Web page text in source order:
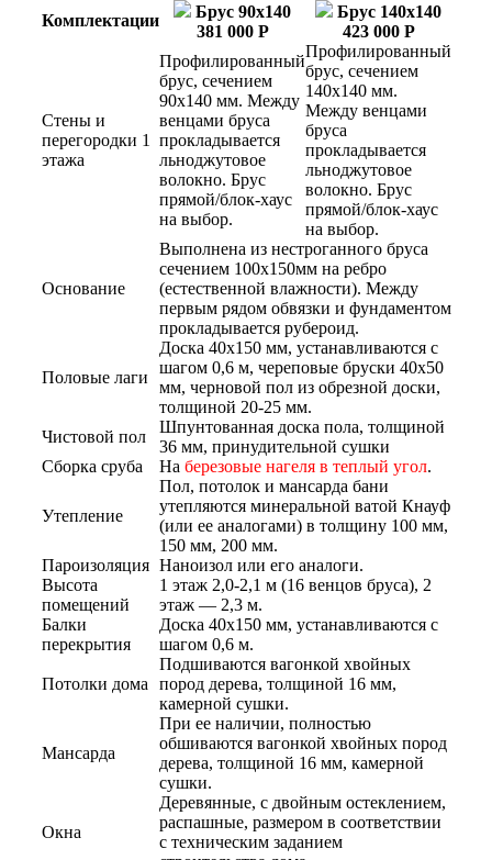
Комплектации
Брус 90x140
381 000 Р
Брус 140x140
423 000 Р
Стены и
перегородки 1
этажа
Профилированный
брус, сечением
90х140 мм. Между
венцами бруса
прокладывается
льноджутовое
волокно. Брус
прямой/блок-хаус
на выбор.
Профилированный
брус, сечением
140х140 мм.
Между венцами
бруса
прокладывается
льноджутовое
волокно. Брус
прямой/блок-хаус
на выбор.
Основание
Выполнена из нестроганного бруса
сечением 100х150мм на ребро
(естественной влажности). Между
первым рядом обвязки и фундаментом
прокладывается рубероид.
Половые лаги
Доска 40х150 мм, устанавливаются с
шагом 0,6 м, череповые бруски 40х50
мм, черновой пол из обрезной доски,
толщиной 20-25 мм.
Чистовой пол
Шпунтованная доска пола, толщиной
36 мм, принудительной сушки
Сборка сруба
На березовые нагеля в теплый угол.
Утепление
Пол, потолок и мансарда бани
утепляются минеральной ватой Кнауф
(или ее аналогами) в толщину 100 мм,
150 мм, 200 мм.
Пароизоляция Наноизол или его аналоги.
Высота
помещений
1 этаж 2,0-2,1 м (16 венцов бруса), 2
этаж — 2,3 м.
Балки
перекрытия
Доска 40х150 мм, устанавливаются с
шагом 0,6 м.
Потолки дома
Подшиваются вагонкой хвойных
пород дерева, толщиной 16 мм,
камерной сушки.
Мансарда
При ее наличии, полностью
обшиваются вагонкой хвойных пород
дерева, толщиной 16 мм, камерной
сушки.
Окна
Деревянные, с двойным остеклением,
распашные, размером в соответствии
с техническим заданием